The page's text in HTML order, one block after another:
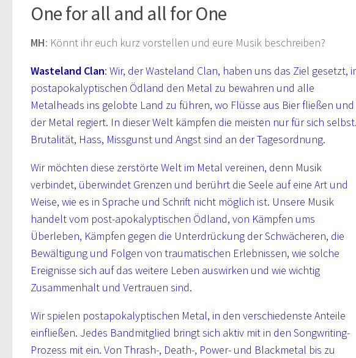
One for all and all for One
MH: Könnt ihr euch kurz vorstellen und eure Musik beschreiben?
Wasteland Clan: Wir, der Wasteland Clan, haben uns das Ziel gesetzt,
postapokalyptischen Ödland den Metal zu bewahren und alle
Metalheads ins gelobte Land zu führen, wo Flüsse aus Bier fließen und
der Metal regiert. In dieser Welt kämpfen die meisten nur für sich selbst.
Brutalität, Hass, Missgunst und Angst sind an der Tagesordnung.
Wir möchten diese zerstörte Welt im Metal vereinen, denn Musik
verbindet, überwindet Grenzen und berührt die Seele auf eine Art und
Weise, wie es in Sprache und Schrift nicht möglich ist. Unsere Musik
handelt vom post-apokalyptischen Ödland, von Kämpfen ums
Überleben, Kämpfen gegen die Unterdrückung der Schwächeren, die
Bewältigung und Folgen von traumatischen Erlebnissen, wie solche
Ereignisse sich auf das weitere Leben auswirken und wie wichtig
Zusammenhalt und Vertrauen sind.
Wir spielen postapokalyptischen Metal, in den verschiedenste Anteile
einfließen. Jedes Bandmitglied bringt sich aktiv mit in den Songwriting-
Prozess mit ein. Von Thrash-, Death-, Power- und Blackmetal bis zu